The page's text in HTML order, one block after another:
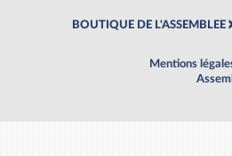
BOUTIQUE DE L'ASSEMBLEE
Mentions